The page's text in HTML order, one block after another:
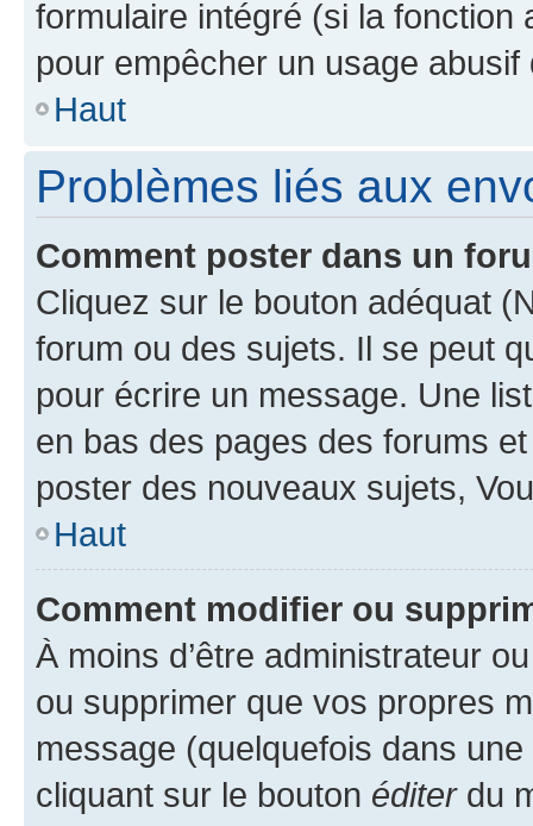
formulaire intégré (si la fonction
pour empêcher un usage
Haut
Problèmes liés aux
Comment poster dans un
Cliquez sur le bouton adéquat
forum ou des sujets. Il se peut
pour écrire un message. Une
en bas des pages des forums
poster des nouveaux sujets,
Haut
Comment modifier ou
À moins d’être administrateur
ou supprimer que vos propres
message (quelquefois dans
cliquant sur le bouton éditerdu